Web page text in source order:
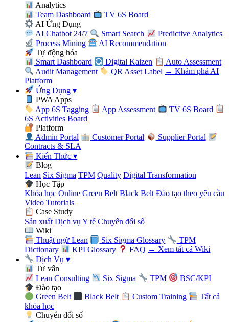
Analytics
Team Dashboard
TV 6S Board
AI Ứng Dụng
AI Chatbot 24/7
Smart Search
Predictive Analytics
Process Mining
AI Recommendation
Tự động hóa
Smart Dashboard
Digital Kaizen
Auto Assessment
Audit Management
QR Asset Label → Khám phá AI
Platform
Ứng Dụng▾
PWA Apps
App 6S Tagging
App Assessment
TV 6S Board
6S Activities Board
Platform
Admin Portal
Customer Portal
Supplier Portal
Contracts & SLA
Kiến Thức▾
Blog
Lean Six Sigma TPM Quality Digital Transformation
Học Tập
Khóa học Online Green Belt Black Belt Đào tạo theo yêu cầu
Video Tutorials
Case Study
Sản xuất Dịch vụ Y tế Chuyển đổi số
Wiki
Thuật ngữ Lean
Six Sigma Glossary
TPM
Dictionary
KPI Glossary FAQ → Xem tất cả Wiki
Dịch Vụ▾
Tư vấn
Lean Consulting
Six Sigma TPM
BSC/KPI
Đào tạo
Green Belt
Black Belt Custom Training
Tất cả
khóa học
Chuyển đổi số